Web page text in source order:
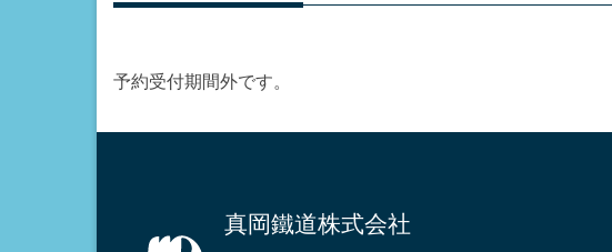
予約受付期間外です。
真岡鐵道株式会社